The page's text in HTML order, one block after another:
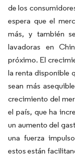
de los
espera que el
más, y también
lavadoras en
próximo. El
la renta disponible
sean más
crecimiento del
el país, que ha
un aumento del
una fuerza
estos están